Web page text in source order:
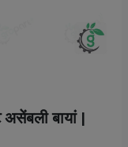
बायां |